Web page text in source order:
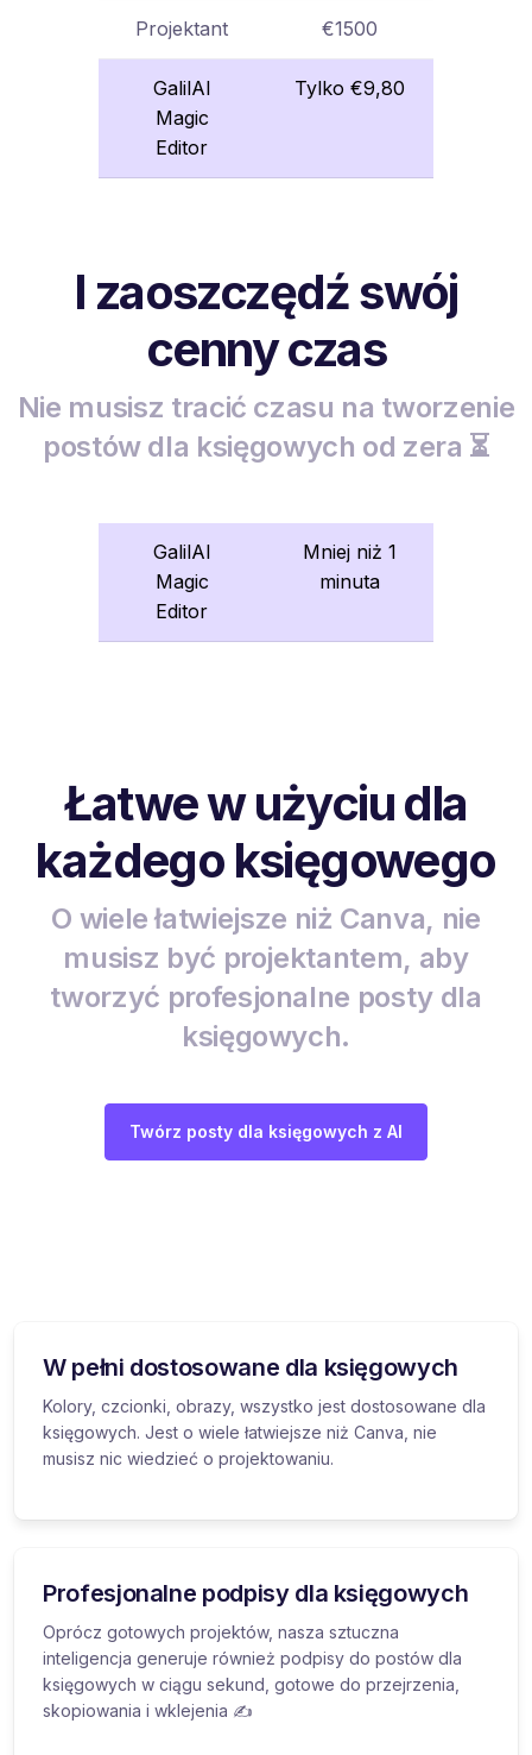
Projektant €1500
GalilAI
Magic
Editor
Tylko €9,80
I zaoszczędź swój
cenny czas
Nie musisz tracić czasu na tworzenie
postów dla księgowych od zera ⏳
GalilAI
Magic
Editor
Mniej niż 1
minuta
Łatwe w użyciu dla
każdego księgowego
O wiele łatwiejsze niż Canva, nie
musisz być projektantem, aby
tworzyć profesjonalne posty dla
księgowych.
Twórz posty dla księgowych z AI
W pełni dostosowane dla księgowych
Kolory, czcionki, obrazy, wszystko jest dostosowane dla
księgowych. Jest o wiele łatwiejsze niż Canva, nie
musisz nic wiedzieć o projektowaniu.
Profesjonalne podpisy dla księgowych
Oprócz gotowych projektów, nasza sztuczna
inteligencja generuje również podpisy do postów dla
księgowych w ciągu sekund, gotowe do przejrzenia,
skopiowania i wklejenia ✍️